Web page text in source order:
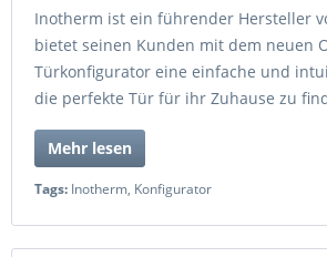
Inotherm ist ein führender Hersteller
bietet seinen Kunden mit dem neuen
Türkonfigurator eine einfache und
die perfekte Tür für ihr Zuhause zu
Mehr lesen
Tags: Inotherm, Konfigurator